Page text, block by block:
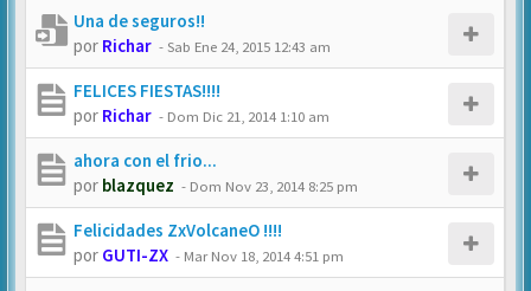
Una de seguros!!
por Richar -Sab Ene 24, 2015 12:43 am
FELICES FIESTAS!!!!
por Richar - Dom Dic 21, 2014 1:10 am
ahora con el frio...
por blazquez - Dom Nov 23, 2014 8:25 pm
Felicidades ZxVolcaneO !!!!
por GUTI-ZX - Mar Nov 18, 2014 4:51 pm